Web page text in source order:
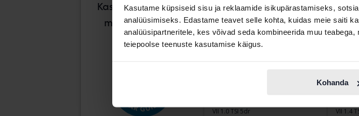
Kasutame küpsiseid sisu ja reklaamide isikupärastamiseks,
analüüsimiseks. Edastame teavet selle kohta, kuidas meie saiti
analüüsipartneritele, kes võivad seda kombineerida muu
teiepoolse teenuste kasutamise käigus.
Kohanda
Kas on raske teada,
milline auto sulle
sobib?
VII 1.0 TSI 5dr
VII 1.4